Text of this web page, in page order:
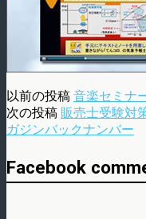
以前の投稿 音楽セミナ
次の投稿 販売士受験対
ガジンバックナンバー
Facebook